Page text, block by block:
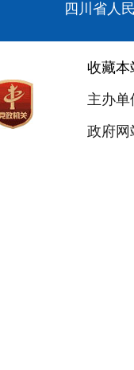
四川省人
收藏本
主办
政府网